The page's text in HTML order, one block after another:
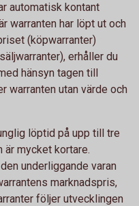
automatisk kontant
warranten har löpt ut och
(köpwarranter)
erhåller du
hänsyn tagen till
warranten utan värde och
löptid på upp till tre
är mycket kortare.
underliggande varan
marknadspris,
följer utvecklingen